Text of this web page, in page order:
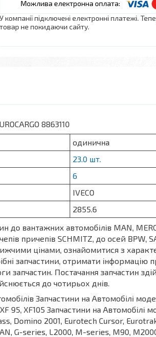
У компанії підключені електронні платежі.
товар не покидаючи сайту.
8863110
одинична
23.0 шт.
6
IVECO
2855.6
вантажних автомобілів MAN,
причепів SCHMITZ, до осей BPW,
цінами, ознайомитися з
запчастини, отримати інформацію
запчастин. Постачання запчастин
до чотирьох днів.
Запчастини на Автомобілі
95, XF105 Запчастини на Автомобілі
Domino 2001, Eurotech Cursor,
G-series, L2000, M-series, M90,